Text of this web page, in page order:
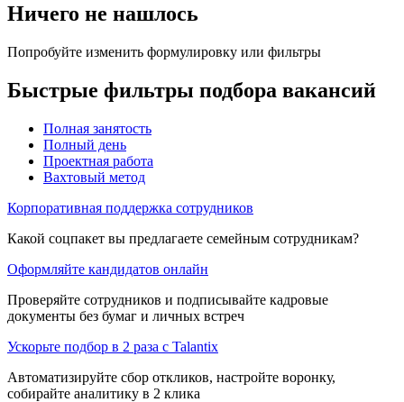
Ничего не нашлось
Попробуйте изменить формулировку или фильтры
Быстрые фильтры подбора вакансий
Полная занятость
Полный день
Проектная работа
Вахтовый метод
Корпоративная поддержка сотрудников
Какой соцпакет вы предлагаете семейным сотрудникам?
Оформляйте кандидатов онлайн
Проверяйте сотрудников и подписывайте кадровые
документы без бумаг и личных встреч
Ускорьте подбор в 2 раза с Talantix
Автоматизируйте сбор откликов, настройте воронку,
собирайте аналитику в 2 клика